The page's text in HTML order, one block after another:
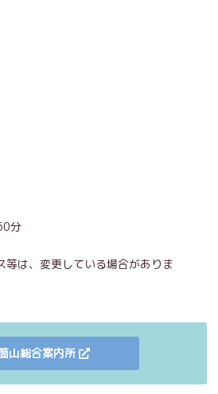
分
は、変更している場合がありま
山総合案内所